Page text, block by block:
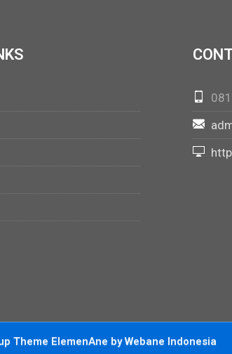
Theme ElemenAne byWebane Indonesia